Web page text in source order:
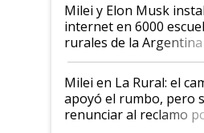
Milei y Elon Musk
internet en 6000
rurales de la Argentina
a un acuerdo con
Milei en La Rural: el
apoyó el rumbo, pero
renunciar al reclamo